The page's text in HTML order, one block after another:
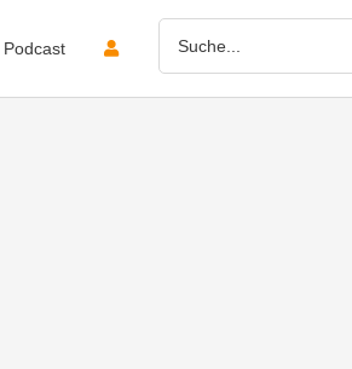
Podcast